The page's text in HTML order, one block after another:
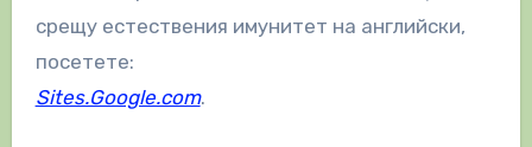
срещу естествения имунитет на английски,
посетете:
Sites.Google.com.